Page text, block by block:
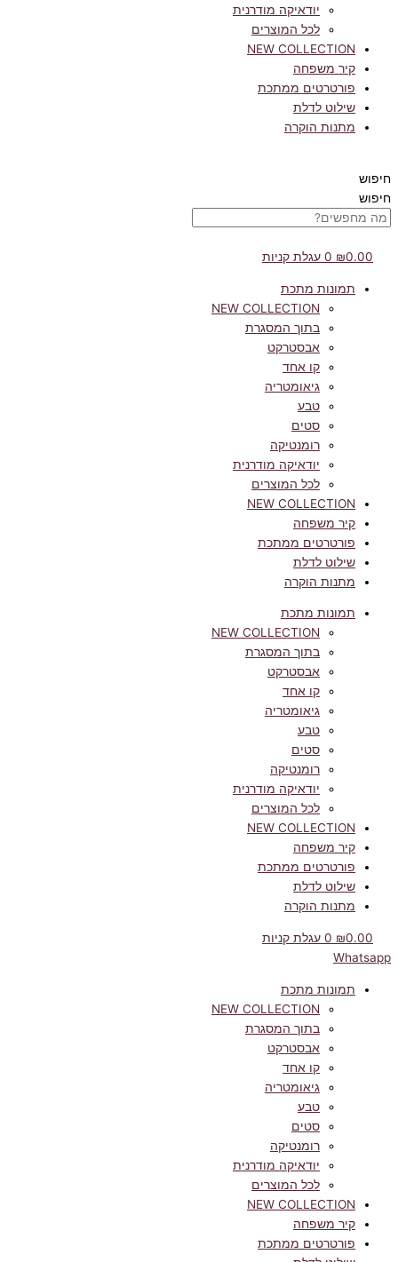
יודאיקה מודרנית
לכל המוצרים
NEW COLLECTION
קיר משפחה
פורטרטים ממתכת
שילוט לדלת
מתנות הוקרה
חיפוש
חיפוש
₪0.00
0 עגלת קניות
תמונות מתכת
NEW COLLECTION
בתוך המסגרת
אבסטרקט
קו אחד
גיאומטריה
טבע
סטים
רומנטיקה
יודאיקה מודרנית
לכל המוצרים
NEW COLLECTION
קיר משפחה
פורטרטים ממתכת
שילוט לדלת
מתנות הוקרה
תמונות מתכת
NEW COLLECTION
בתוך המסגרת
אבסטרקט
קו אחד
גיאומטריה
טבע
סטים
רומנטיקה
יודאיקה מודרנית
לכל המוצרים
NEW COLLECTION
קיר משפחה
פורטרטים ממתכת
שילוט לדלת
מתנות הוקרה
₪0.00
0
עגלת קניות
Whatsapp
תמונות מתכת
NEW COLLECTION
בתוך המסגרת
אבסטרקט
קו אחד
גיאומטריה
טבע
סטים
רומנטיקה
יודאיקה מודרנית
לכל המוצרים
NEW COLLECTION
קיר משפחה
פורטרטים ממתכת